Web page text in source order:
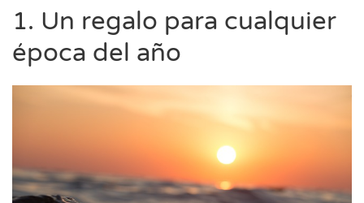
1. Un regalo para cualquier
época del año